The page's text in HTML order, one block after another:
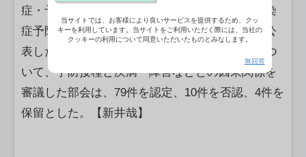
症・予防接種審査分科会新型コロナウイルス感染
症予防接種健康被害審査第一部会の審議結果を公
表した。新型コロナワクチンを接種した93件につ
いて、予防接種と疾病・障害などとの因果関係を
審議した部会は、79件を認定、10件を否認、4件を
保留とした。【新井哉】
当サイトでは、お客様により良いサービスを提供するため、クッ
キーを利用しています。当サイトをご利用いただく際には、当社の
クッキーの利用について同意いただいたものとみなします。
無回答